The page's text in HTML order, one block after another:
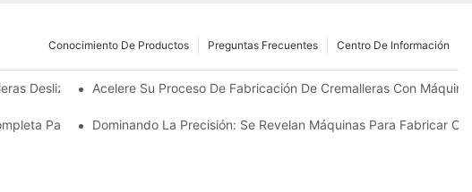
Centro De Información
Preguntas Frecuentes
Conocimiento De Productos
Deslizantes Para Las Necesidades De Su Negocio
Acelere Su Proceso De Fabricación De Cremalleras Con
Para Su Fabricación
Dominando La Precisión: Se Revelan Máquinas Para Fabricar